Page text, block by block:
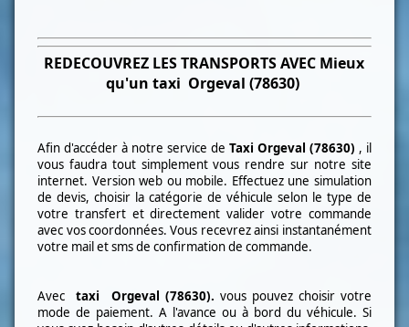
REDECOUVREZ LES TRANSPORTS AVEC Mieux
qu'un taxi Orgeval (78630)
Afin d'accéder à notre service de Taxi Orgeval (78630) , il
vous faudra tout simplement vous rendre sur notre site
internet. Version web ou mobile. Effectuez une simulation
de devis, choisir la catégorie de véhicule selon le type de
votre transfert et directement valider votre commande
avec vos coordonnées. Vous recevrez ainsi instantanément
votre mail et sms de confirmation de commande.
Avec taxi Orgeval (78630). vous pouvez choisir votre
mode de paiement. A l'avance ou à bord du véhicule. Si